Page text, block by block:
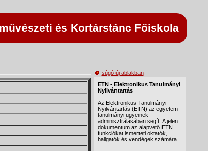
és Kortárstánc Főiskola
súgó új ablakban